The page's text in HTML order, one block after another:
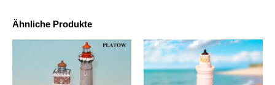
Ähnliche Produkte